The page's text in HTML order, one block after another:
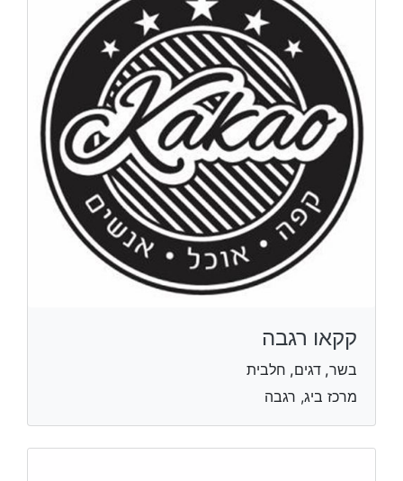
קקאו רגבה
בשר, דגים, חלבית
מרכז ביג, רגבה